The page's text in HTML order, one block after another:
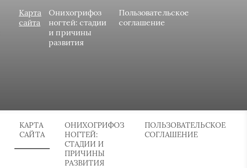
Карта
сайта
Онихогрифоз
ногтей: стадии
и причины
развития
Пользовательское
соглашение
КАРТА
САЙТА
ОНИХОГРИФОЗ
НОГТЕЙ:
СТАДИИ И
ПРИЧИНЫ
РАЗВИТИЯ
ПОЛЬЗОВАТЕЛЬСКОЕ
СОГЛАШЕНИЕ